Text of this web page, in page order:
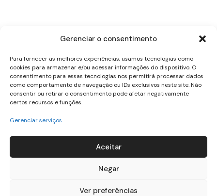
Gerenciar o consentimento
Para fornecer as melhores experiências, usamos tecnologias como
cookies para armazenar e/ou acessar informações do dispositivo. O
consentimento para essas tecnologias nos permitirá processar dados
como comportamento de navegação ou IDs exclusivos neste site. Não
consentir ou retirar o consentimento pode afetar negativamente
certos recursos e funções.
Gerenciar serviços
Aceitar
Negar
Ver preferências
Siga Leminski & Ruiz nas redes
sociais
Para shows, projetos e parcerias
shows@whoisproducoes.com.br